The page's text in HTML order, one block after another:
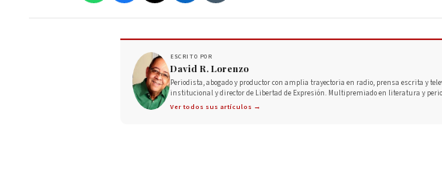
ESCRITO POR
David R. Lorenzo
Periodista, abogado y productor con amplia trayectoria en radio, prensa escrita y
institucional y director de Libertad de Expresión. Multipremiado en literatura y
Ver todos sus artículos →